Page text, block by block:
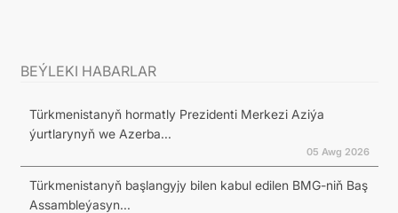
BEÝLEKI HABARLAR
Türkmenistanyň hormatly Prezidenti Merkezi Aziýa
ýurtlarynyň we Azerba...
05 Awg 2026
Türkmenistanyň başlangyjy bilen kabul edilen BMG-niň Baş
Assambleýasyn...